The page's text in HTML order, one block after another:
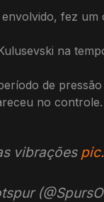
fez um
na
de
no controle.
vibrações